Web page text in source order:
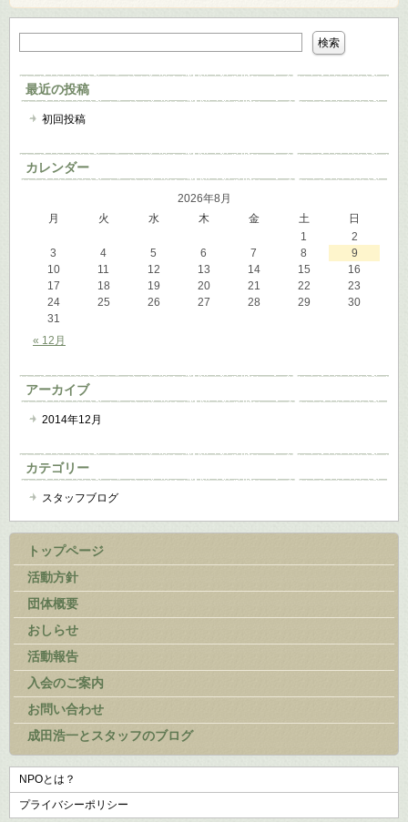
最近の投稿
初回投稿
カレンダー
2026年8月
月
火 水 木 金 土 日
« 12月
1
2
3
4 5 6 7 8
9
10
11 12 13 14 15
16
17
18 19 20 21 22
23
24
25 26 27 28 29
30
31
アーカイブ
2014年12月
カテゴリー
スタッフブログ
トップページ
活動方針
団体概要
おしらせ
活動報告
入会のご案内
お問い合わせ
成田浩一とスタッフのブログ
NPOとは？
プライバシーポリシー